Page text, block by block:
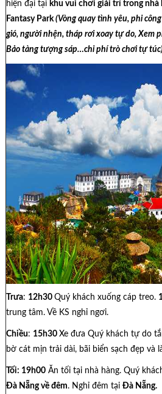
hiện đại tại khu vui chơi giải trí trong
Fantasy Park(Vòng quay tình yêu, phi
gió, người nhện, tháp rơi xoay tự do, Xem
Bảo tàng tượng sáp…chi phí trò chơi tự
Trưa: 12h30 Quý khách xuống cáp treo.
trung tâm. Về KS nghỉ ngơi.
Chiều: 15h30 Xe đưa Quý khách tự do
bờ cát mịn trải dài, bãi biển sạch đẹp và
Tối: 19h00Ăn tối tại nhà hàng. Quý
Đà Nẵng về đêm. Nghỉ đêm tại Đà Nẵng.